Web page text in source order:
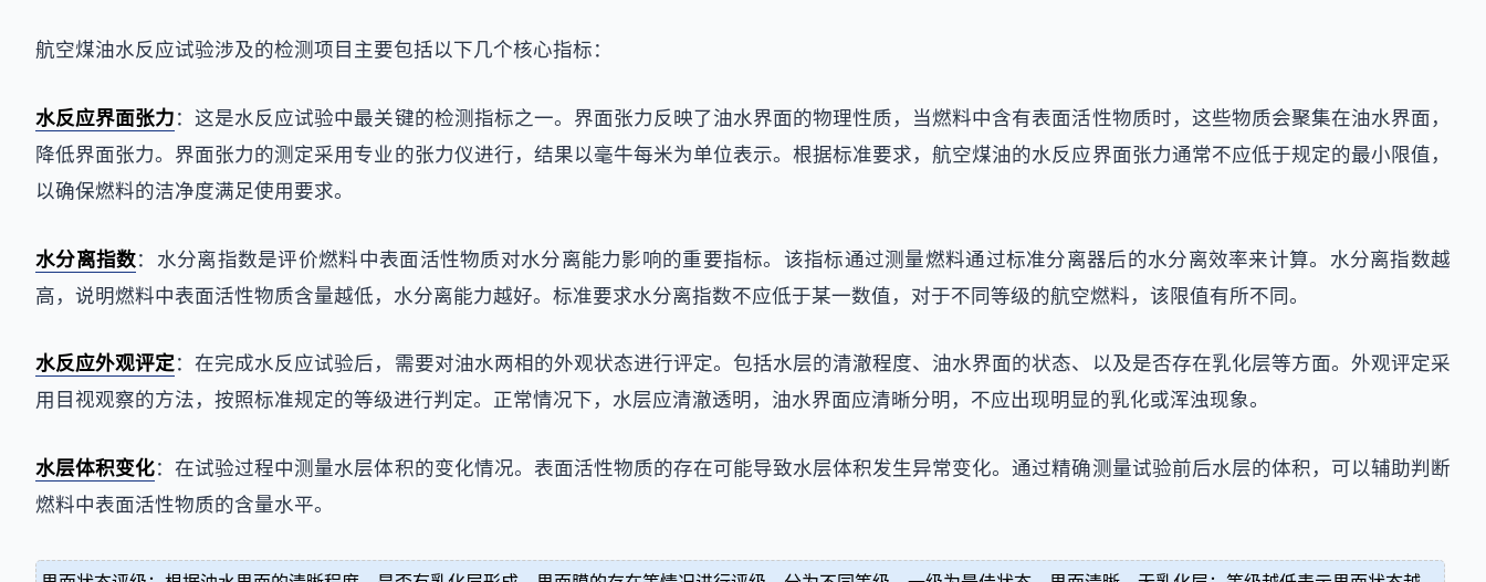
航空煤油水反应试验涉及的检测项目主要包括以下几个核心指标：
水反应界面张力：这是水反应试验中最关键的检测指标之一。界面张力反映了油水界面的物理性质，当燃料中含有表面活性物质时，这些物质会聚集在油水界面，
降低界面张力。界面张力的测定采用专业的张力仪进行，结果以毫牛每米为单位表示。根据标准要求，航空煤油的水反应界面张力通常不应低于规定的最小限值，
以确保燃料的洁净度满足使用要求。
水分离指数：水分离指数是评价燃料中表面活性物质对水分离能力影响的重要指标。该指标通过测量燃料通过标准分离器后的水分离效率来计算。水分离指数越
高，说明燃料中表面活性物质含量越低，水分离能力越好。标准要求水分离指数不应低于某一数值，对于不同等级的航空燃料，该限值有所不同。
水反应外观评定：在完成水反应试验后，需要对油水两相的外观状态进行评定。包括水层的清澈程度、油水界面的状态、以及是否存在乳化层等方面。外观评定采
用目视观察的方法，按照标准规定的等级进行判定。正常情况下，水层应清澈透明，油水界面应清晰分明，不应出现明显的乳化或浑浊现象。
水层体积变化：在试验过程中测量水层体积的变化情况。表面活性物质的存在可能导致水层体积发生异常变化。通过精确测量试验前后水层的体积，可以辅助判断
燃料中表面活性物质的含量水平。